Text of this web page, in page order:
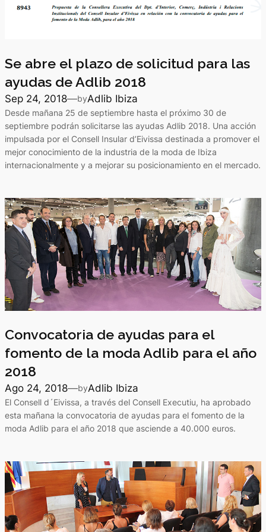
Se abre el plazo de solicitud para las
ayudas de Adlib 2018
Sep 24, 2018—byAdlib Ibiza
Desde mañana 25 de septiembre hasta el próximo 30 de
septiembre podrán solicitarse las ayudas Adlib 2018. Una acción
impulsada por el Consell Insular d’Eivissa destinada a promover el
mejor conocimiento de la industria de la moda de Ibiza
internacionalmente y a mejorar su posicionamiento en el mercado.
Convocatoria de ayudas para el
fomento de la moda Adlib para el año
2018
Ago 24, 2018—byAdlib Ibiza
El Consell d´Eivissa, a través del Consell Executiu, ha aprobado
esta mañana la convocatoria de ayudas para el fomento de la
moda Adlib para el año 2018 que asciende a 40.000 euros.